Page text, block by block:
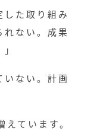
した取り組み
ない。成果
いない。計画
ています。